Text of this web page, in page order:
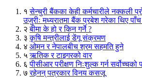
१ सेन्चुरी बैंकका केही कर्मचारीले नक्कली
उजुरीः मध्यरातमा बैंक प्रबेश गरेका थिए पाँच
२ बीमा के हो र किन गर्ने ?
३ कृषि मन्त्रीलाई डेंगू संक्रमण
४ ओमन र नेपालबीच श्रम सहमति हुने
५ ऋतिक र टाइगरको वार
६ पीसीआर परीक्षण निःशुल्क गर्न सर्वोच्चको
७ रहेनन् पत्रकार विनय कसजू